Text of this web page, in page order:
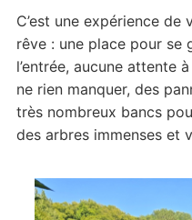
C’est une expérience de
rêve : une place pour se
l’entrée, aucune attente
ne rien manquer, des
très nombreux bancs
des arbres immenses et